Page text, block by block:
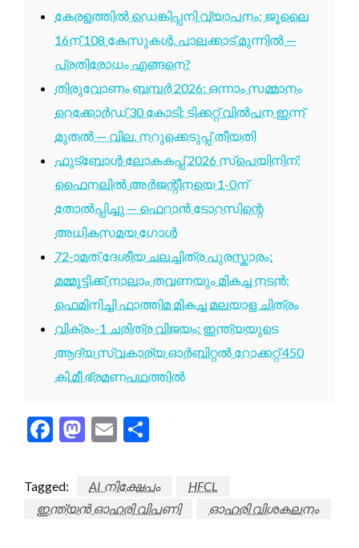
കേരളത്തിൽ ഡെങ്കിപ്പനി വ്യാപനം; ജൂലൈ
16ന് 108 കേസുകൾ, പാലക്കാട് മുന്നിൽ —
പ്രതിരോധം എങ്ങനെ?
തിരുവോണം ബമ്പർ 2026: ഒന്നാം സമ്മാനം
റെക്കോർഡ് 30 കോടി; ടിക്കറ്റ് വിൽപന ഇന്ന്
മുതൽ — വില, നറുക്കെടുപ്പ് തീയതി
ഫുട്ബോൾ ലോകകപ്പ് 2026 സ്പെയിനിന്;
ഫൈനലിൽ അർജന്റീനയെ 1-0ന്
തോൽപ്പിച്ചു — ഫെറാൻ ടോറസിന്റെ
അധികസമയ ഗോൾ
72-ാമത് ദേശീയ ചലച്ചിത്ര പുരസ്കാരം:
മമ്മൂട്ടിക്ക് നാലാം തവണയും മികച്ച നടൻ;
ഫെമിനിച്ചി ഫാത്തിമ മികച്ച മലയാള ചിത്രം
വിക്രം-1 ചരിത്ര വിജയം: ഇന്ത്യയുടെ
ആദ്യ സ്വകാര്യ ഓർബിറ്റൽ റോക്കറ്റ് 450
കി.മീ ഭ്രമണപഥത്തിൽ
Facebook
Mastodon
Email
Tagged: AI നിക്ഷേപം
HFCL
ഇന്ത്യൻ ഓഹരി വിപണി
ഓഹരി വിശകലനം